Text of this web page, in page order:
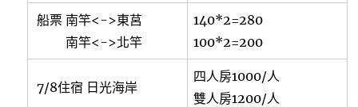
船票 南竿<->東莒
南竿<->北竿
140*2=280
100*2=200
7/8住宿 日光海岸
四人房1000/人
雙人房1200/人